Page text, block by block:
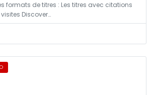
formats de titres : Les titres avec citations
Discover…